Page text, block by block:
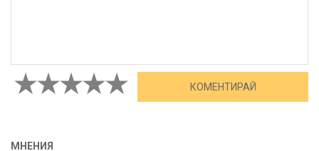
МНЕНИЯ